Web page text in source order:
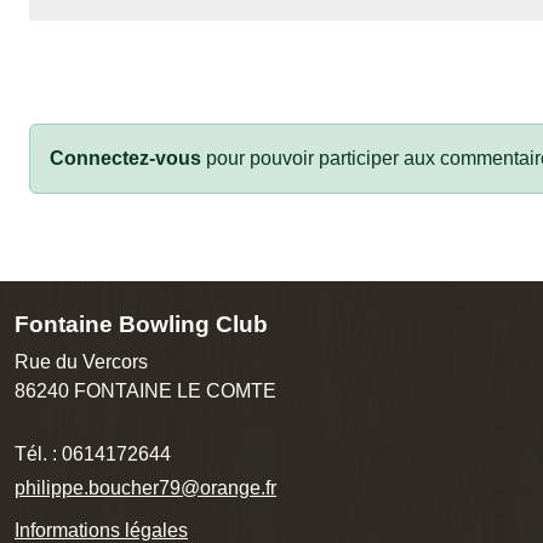
Connectez-vous pour pouvoir participer aux
Fontaine Bowling Club
Rue du Vercors
86240 FONTAINE LE COMTE
Tél. : 0614172644
philippe.boucher79@orange.fr
Informations légales